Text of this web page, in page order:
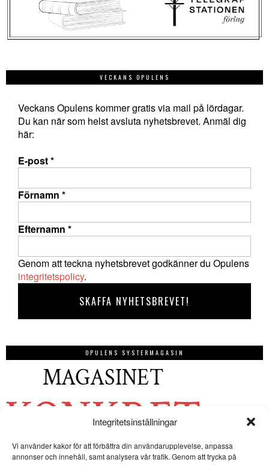
Integritetsinställningar
Vi använder kakor för att förbättra din användarupplevelse, anpassa
annonser och innehåll, samt analysera vår trafik. Genom att trycka på
VECKANS OPULENS
Veckans Opulens kommer gratis via mail på lördagar.
Du kan när som helst avsluta nyhetsbrevet. Anmäl dig
här:
E-post*
Förnamn *
Efternamn *
Genom att teckna nyhetsbrevet godkänner du Opulens
integritetspolicy.
OPULENS SYSTERMAGASIN